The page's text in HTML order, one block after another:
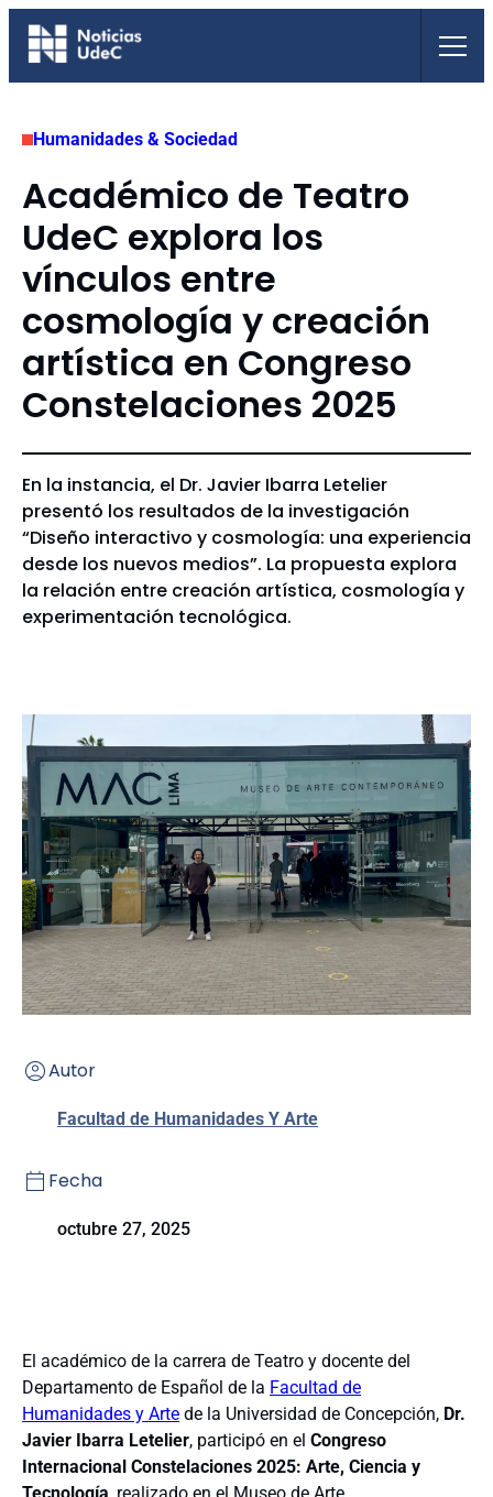
Saltar
Humanidades & Sociedad
Académico de Teatro
UdeC explora los
vínculos entre
cosmología y creación
artística en Congreso
Constelaciones 2025
En la instancia, el Dr. Javier Ibarra Letelier
presentó los resultados de la investigación
“Diseño interactivo y cosmología: una experiencia
desde los nuevos medios”. La propuesta explora
la relación entre creación artística, cosmología y
experimentación tecnológica.
Autor
Facultad de Humanidades Y Arte
Fecha
octubre 27, 2025
El académico de la carrera de Teatro y docente del
Departamento de Español de la Facultad de
Humanidades y Arte de la Universidad de Concepción, Dr.
Javier Ibarra Letelier, participó en el Congreso
Internacional Constelaciones 2025: Arte, Ciencia y
Tecnología, realizado en el Museo de Arte